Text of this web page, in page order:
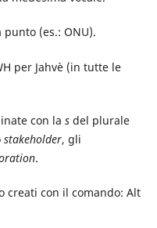
(es.: ONU).
per Jahvè (in tutte le
con la sdel plurale
stakeholder, gli
.
creati con il comando: Alt